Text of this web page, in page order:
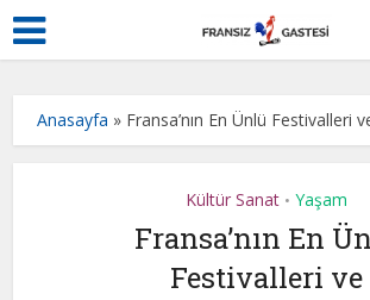
Anasayfa » Fransa’nın En Ünlü Festivalleri
Kültür Sanat • Yaşam
Fransa’nın En
Festivalleri ve